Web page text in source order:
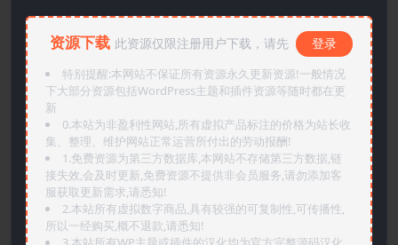
资源下载 此资源仅限注册用户下载，请先 登录
特别提醒:本网站不保证所有资源永久更新资源!一般情况
下大部分资源包括WordPress主题和插件资源等随时都在更
新
0.本站为非盈利性网站,所有虚拟产品标注的价格为站长收
集、整理、维护网站正常运营所付出的劳动报酬!
1.免费资源为第三方数据库,本网站不存储第三方数据,链
接失效,会及时更新,免费资源不提供非会员服务,请勿添加客
服获取更新需求,请悉知!
2.本站所有虚拟数字商品,具有较强的可复制性,可传播性,
所以一经购买,概不退款,请悉知!